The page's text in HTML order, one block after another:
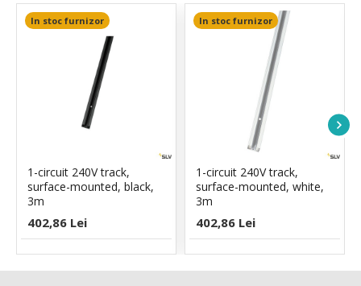
In stoc furnizor
1-circuit 240V track,
surface-mounted, black,
3m
402,86 Lei
In stoc furnizor
1-circuit 240V track,
surface-mounted, white,
3m
402,86 Lei